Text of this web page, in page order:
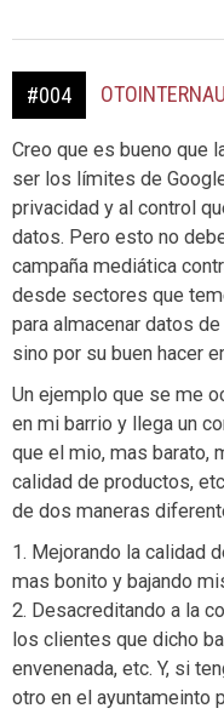
#004
Creo que es bueno que
ser los límites de
privacidad y al control
datos. Pero esto no
campaña mediática
desde sectores que
para almacenar datos
sino por su buen hacer
Un ejemplo que se me
en mi barrio y llega un
que el mio, mas barato,
calidad de productos,
de dos maneras
1. Mejorando la calidad
mas bonito y bajando
2. Desacreditando a la
los clientes que dicho
envenenada, etc. Y, si
otro en el ayuntameinto